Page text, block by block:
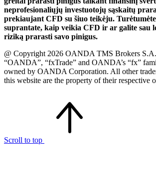
neprofesionaliųjų investuotojų sąskaitų
prekiaujant CFD su šiuo teikėju.
suprantate, kaip veikia CFD ir ar galite sau
riziką prarasti savo pinigus.
@ Copyright 2026 OANDA TMS Brokers
“OANDA”, “fxTrade” and OANDA’s “fx”
owned by OANDA Corporation. All other
this website are the property of their respective
Scroll to top